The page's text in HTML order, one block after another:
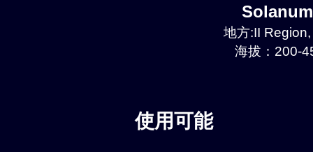
地方:II
海拔：200-
使用可能